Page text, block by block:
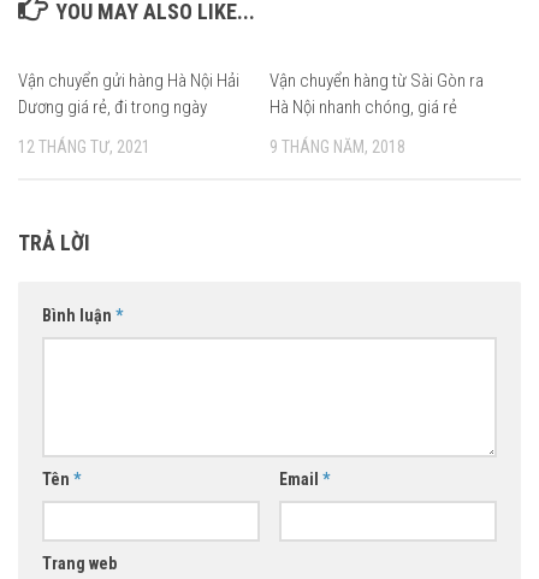
YOU MAY ALSO LIKE...
Vận chuyển gửi hàng Hà Nội Hải
Dương giá rẻ, đi trong ngày
12 THÁNG TƯ, 2021
Vận chuyển hàng từ Sài Gòn ra
Hà Nội nhanh chóng, giá rẻ
9 THÁNG NĂM, 2018
TRẢ LỜI
Bình luận *
Tên * Email *
Trang web